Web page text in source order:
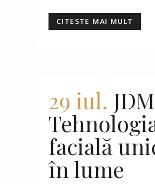
CITESTE MAI MULT
29 iul.
facială
în lume